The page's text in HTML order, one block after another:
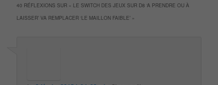
40 RÉFLEXIONS SUR « LE SWITCH DES JEUX SUR D8 ‘A PRENDRE OU À
LAISSER’ VA REMPLACER ‘LE MAILLON FAIBLE’ »